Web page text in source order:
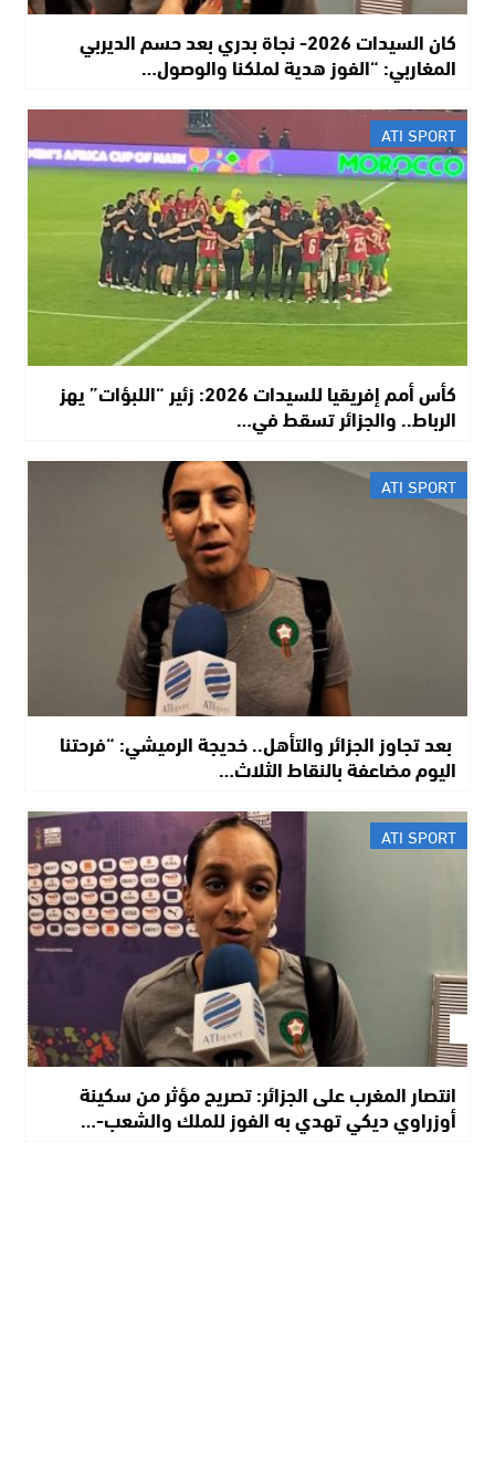
كان السيدات 2026- نجاة بدري بعد حسم الديربي
المغاربي: “الفوز هدية لملكنا والوصول…
ATI SPORT
كأس أمم إفريقيا للسيدات 2026: زئير “اللبؤات” يهز
الرباط.. والجزائر تسقط في…
ATI SPORT
​ بعد تجاوز الجزائر والتأهل.. خديجة الرميشي: “فرحتنا
اليوم مضاعفة بالنقاط الثلاث…
ATI SPORT
انتصار المغرب على الجزائر: تصريح مؤثر من سكينة
أوزراوي ديكي تهدي به الفوز للملك والشعب-…